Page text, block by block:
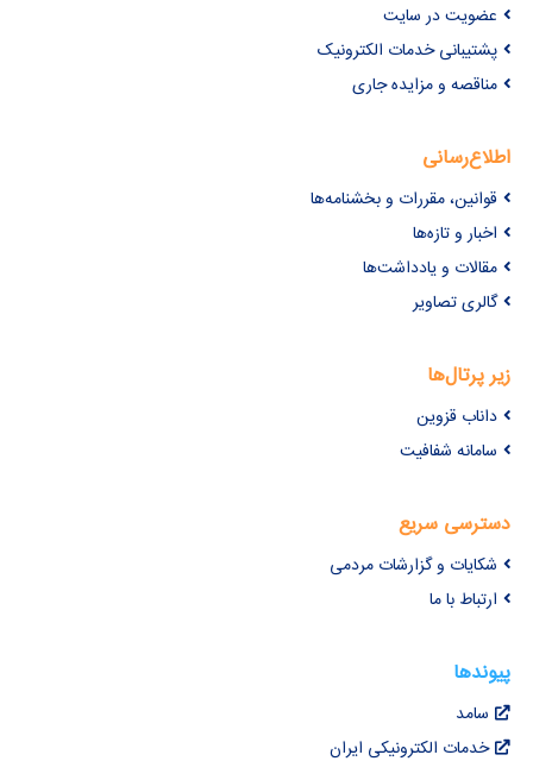
عضویت در سایت
پشتیبانی خدمات الکترونیک
مناقصه و مزایده جاری
اطلاع‌رسانی
قوانین، مقررات و بخشنامه‌ها
اخبار و تازه‌ها
مقالات و یادداشت‌ها
گالری تصاویر
زیر پرتال‌ها
داناب قزوین
سامانه شفافیت
دسترسی سریع
شکایات و گزارشات مردمی
ارتباط با ما
پیوندها
سامد
خدمات الکترونیکی ایران